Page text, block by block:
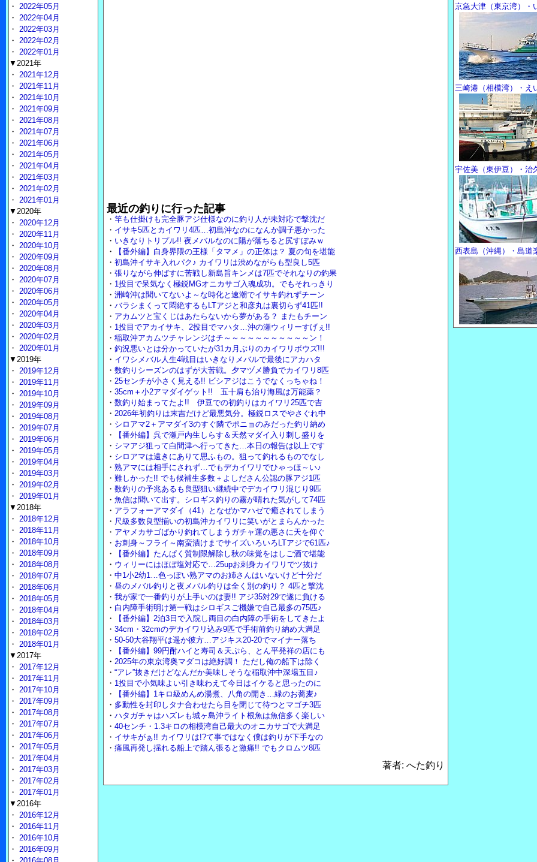
最近の釣りに行った記事
・ 竿も仕掛けも完全豚アジ仕様なのに釣り人が未対応で撃沈だ
・ イサキ5匹とカイワリ4匹…初島沖なのになんか調子悪かった
・ いきなりトリプル!! 夜メバルなのに陽が落ちると尻すぼみｗ
・
【番外編】白身界隈の王様「タマメ」の正体は？ 夏の旬を堪能
・ 初島沖イサキ入れパク♪ カイワリは渋めながらも型良し5匹
・ 張りながら伸ばすに苦戦し新島旨キンメは7匹でそれなりの釣果
・ 1投目で呆気なく極鋭MGオニカサゴ入魂成功。でもそれっきり
・ 洲崎沖は聞いてないよ～な時化と速潮でイサキ釣れずチーン
・ バラシまくって悶絶するもLTアジと和彦丸は裏切らず41匹!!
・ アカムツと宝くじはあたらないから夢がある？ またもチーン
・ 1投目でアカイサキ、2投目でマハタ…沖の瀬ウィリーすげぇ!!
・ 稲取沖アカムツチャレンジはチ～～～～～～～～～～～ン！
・ 釣況悪いとは分かっていたが31カ月ぶりのカイワリボウズ!!!
・ イワシメバル人生4戦目はいきなりメバルで最後にアカハタ
・ 数釣りシーズンのはずが大苦戦。夕マヅメ勝負でカイワリ8匹
・ 25センチが小さく見える!! ビシアジはこうでなくっちゃね！
・ 35cm＋小2アマダイゲット!! 五十肩も治り海風は万能薬？
・ 数釣り始まってたよ!! 伊豆での初釣りはカイワリ25匹で吉
・ 2026年初釣りは末吉だけど最悪気分。極鋭ロスでやさぐれ中
・ シロアマ2＋アマダイ3のすぐ隣でポニョのみだった釣り納め
・
【番外編】呉で瀬戸内生しらす＆天然マダイ入り刺し盛りを
・ シマアジ狙って白間津へ行ってきた…本日の報告は以上です
・ シロアマは遠きにありて思ふもの。狙って釣れるものでなし
・ 熟アマには相手にされず…でもデカイワリでひゃっほ～い♪
・ 難しかった!! でも候補生多数＋よしださん公認の豚アジ1匹
・ 数釣りの予兆あるも良型狙い継続中でデカイワリ混じり9匹
・ 魚信は聞いて出す。シロギス釣りの霧が晴れた気がして74匹
・ アラフォーアマダイ（41）となぜかマハゼで癒されてしまう
・ 尺級多数良型揃いの初島沖カイワリに笑いがとまらんかった
・ アヤメカサゴばかり釣れてしまうガチャ運の悪さに天を仰ぐ
・ お刺身～フライ～南蛮漬けまでサイズいろいろLTアジで61匹♪
・
【番外編】たんぱく質制限解除し秋の味覚をはしご酒で堪能
・ ウィリーにはほぼ塩対応で…25upお刺身カイワリでツ抜け
・ 中1小2幼1…色っぽい熟アマのお姉さんはいないけど十分だ
・ 昼のメバル釣りと夜メバル釣りは全く別の釣り？ 4匹と撃沈
・ 我が家で一番釣りが上手いのは妻!! アジ35対29で遂に負ける
・ 白内障手術明け第一戦はシロギスご機嫌で自己最多の75匹♪
・
【番外編】2泊3日で入院し両目の白内障の手術をしてきたよ
・ 34cm・32cmのデカイワリ込み9匹で手術前釣り納め大満足
・ 50-50大谷翔平は遥か彼方…アジキス20-20でマイナー落ち
・
【番外編】99円酎ハイと寿司＆天ぷら、とん平発祥の店にも
・ 2025年の東京湾奥マダコは絶好調！ ただし俺の船下は除く
・ “アレ”抜きだけどなんだか美味しそうな稲取沖中深場五目♪
・ 1投目で小気味よい引き味わえて今日はイケると思ったのに
・
【番外編】1キロ級めんめ湯煮、八角の開き…緑のお蕎麦♪
・ 多動性を封印しタナ合わせたら目を閉じて待つとマゴチ3匹
・ ハタガチャはハズレも城ヶ島沖ライト根魚は魚信多く楽しい
・ 40センチ・1.3キロの相模湾自己最大のオニカサゴで大満足
・ イサキがぁ!! カイワリは!?て事ではなく僕は釣りが下手なの
・ 痛風再発し揺れる船上で踏ん張ると激痛!! でもクロムツ8匹
著者: へた釣り
・ 2022年05月
・ 2022年04月
・ 2022年03月
・ 2022年02月
・ 2022年01月
▼2021年
・ 2021年12月
・ 2021年11月
・ 2021年10月
・ 2021年09月
・ 2021年08月
・ 2021年07月
・ 2021年06月
・ 2021年05月
・ 2021年04月
・ 2021年03月
・ 2021年02月
・ 2021年01月
▼2020年
・ 2020年12月
・ 2020年11月
・ 2020年10月
・ 2020年09月
・ 2020年08月
・ 2020年07月
・ 2020年06月
・ 2020年05月
・ 2020年04月
・ 2020年03月
・ 2020年02月
・ 2020年01月
▼2019年
・ 2019年12月
・ 2019年11月
・ 2019年10月
・ 2019年09月
・ 2019年08月
・ 2019年07月
・ 2019年06月
・ 2019年05月
・ 2019年04月
・ 2019年03月
・ 2019年02月
・ 2019年01月
▼2018年
・ 2018年12月
・ 2018年11月
・ 2018年10月
・ 2018年09月
・ 2018年08月
・ 2018年07月
・ 2018年06月
・ 2018年05月
・ 2018年04月
・ 2018年03月
・ 2018年02月
・ 2018年01月
▼2017年
・ 2017年12月
・ 2017年11月
・ 2017年10月
・ 2017年09月
・ 2017年08月
・ 2017年07月
・ 2017年06月
・ 2017年05月
・ 2017年04月
・ 2017年03月
・ 2017年02月
・ 2017年01月
▼2016年
・ 2016年12月
・ 2016年11月
・ 2016年10月
・ 2016年09月
京急大津（東京湾）・
三崎港（相模湾）・え
宇佐美（東伊豆）・治
西表島（沖縄）・島道